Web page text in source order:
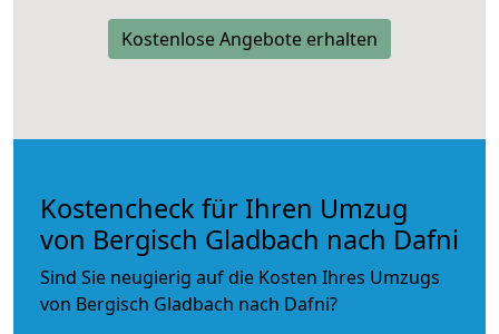
Kostenlose Angebote erhalten
Kostencheck für Ihren Umzug
von Bergisch Gladbach nach Dafni
Sind Sie neugierig auf die Kosten Ihres Umzugs
von Bergisch Gladbach nach Dafni?